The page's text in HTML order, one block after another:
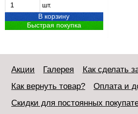
шт.
В корзину
Быстрая покупка
Акции Галерея
Как сделать
Как вернуть товар?
Оплата и
Скидки для постоянных